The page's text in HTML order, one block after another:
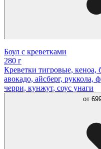
Боул с креветками
280 г
Креветки тигровые, кеноа,
авокадо, айсберг, руккола,
черри, кунжут, соус унаги
от